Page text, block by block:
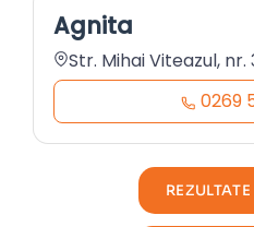
Agnita
Str. Mihai Viteazul, nr.
0269